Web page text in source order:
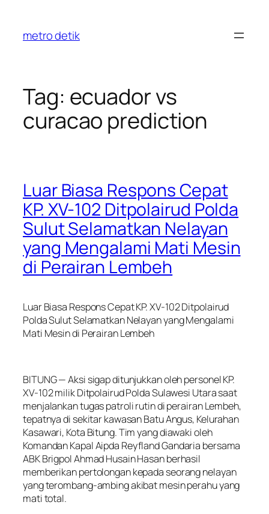
content
metro detik
Tag: ecuador vs
curacao prediction
Luar Biasa Respons Cepat
KP. XV-102 Ditpolairud Polda
Sulut Selamatkan Nelayan
yang Mengalami Mati Mesin
di Perairan Lembeh
Luar Biasa Respons Cepat KP. XV-102 Ditpolairud
Polda Sulut Selamatkan Nelayan yang Mengalami
Mati Mesin di Perairan Lembeh
BITUNG — Aksi sigap ditunjukkan oleh personel KP.
XV-102 milik Ditpolairud Polda Sulawesi Utara saat
menjalankan tugas patroli rutin di perairan Lembeh,
tepatnya di sekitar kawasan Batu Angus, Kelurahan
Kasawari, Kota Bitung. Tim yang diawaki oleh
Komandan Kapal Aipda Reyfland Gandaria bersama
ABK Brigpol Ahmad Husain Hasan berhasil
memberikan pertolongan kepada seorang nelayan
yang terombang-ambing akibat mesin perahu yang
mati total.